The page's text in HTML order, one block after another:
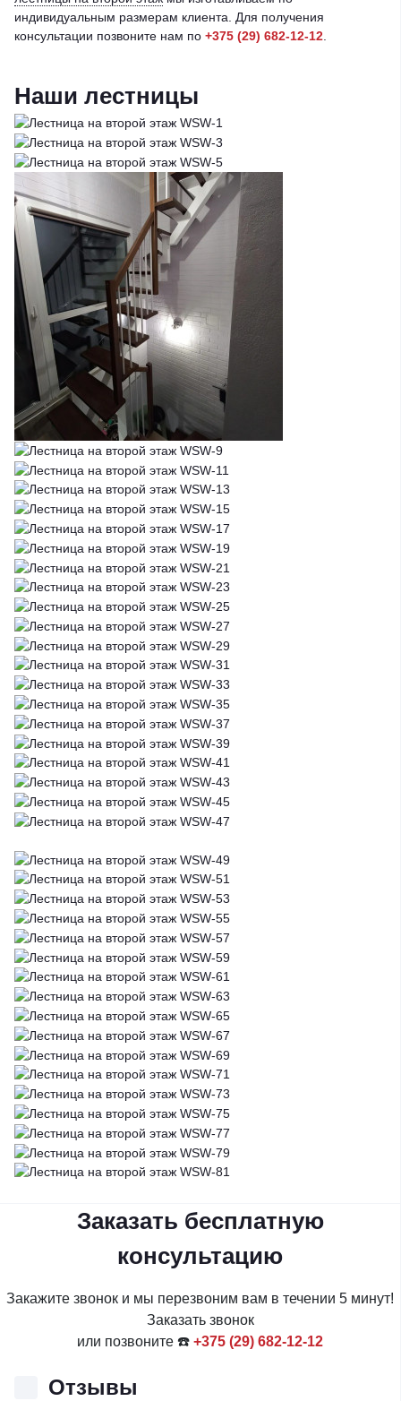
индивидуальным размерам клиента. Для получения
консультации позвоните нам по +375 (29) 682-12-12
Наши лестницы
Заказать бесплатную
консультацию
Закажите звонок и мы перезвоним вам в течении 5 минут!
Заказать звонок
или позвоните ☎️ +375 (29) 682-12-12
Отзывы